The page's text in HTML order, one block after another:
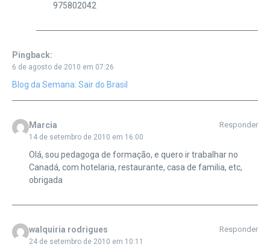
975802042
Pingback:
6 de agosto de 2010 em 07:26
Blog da Semana: Sair do Brasil
Marcia
14 de setembro de 2010 em 16:00
Responder
Olá, sou pedagoga de formação, e quero ir trabalhar no
Canadá, com hotelaria, restaurante, casa de familia, etc,
obrigada
walquiria rodrigues
24 de setembro de 2010 em 10:11
Responder